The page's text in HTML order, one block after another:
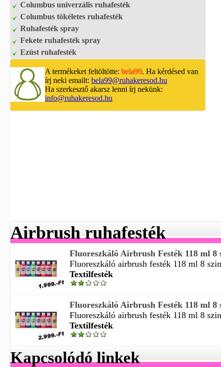
Columbus univerzális ruhafesték
Columbus tökéletes ruhafesték
Ruhafesték spray
Fekete ruhafesték spray
Ezüst ruhafesték
A termékeket feltöltötte: bela99. Ha kérdésed van
írj neki emailt: bela99@ruhakeresod.hu
Ha szerkesztő akarsz lenni írj nekünk:
info@ruhakeresod.hu
Airbrush ruhafesték
Fluoreszkáló Airbrush Festék 118 ml 8
Fluoreszkáló airbrush festék 118 ml 8
Textilfesték
Fluoreszkáló Airbrush Festék 118 ml 8
Fluoreszkáló airbrush festék 118 ml 8
Textilfesték
Kapcsolódó linkek